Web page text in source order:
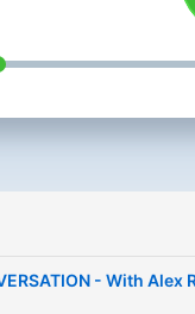
- With Alex